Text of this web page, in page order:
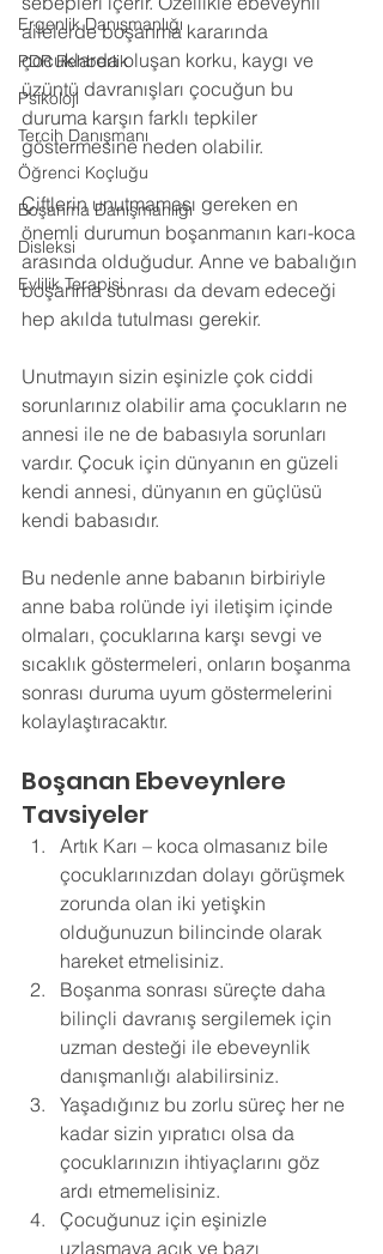
Ergenlik Danışmanlığı
PDR Rehberlik
Psikoloji
Tercih Danışmanı
Öğrenci Koçluğu
Boşanma Danışmanlığı
Disleksi
Evlilik Terapisi
ailelerde boşanma kararında
çocuklarda oluşan korku, kaygı ve
üzüntü davranışları çocuğun bu
duruma karşın farklı tepkiler
göstermesine neden olabilir.
Çiftlerin unutmaması gereken en
önemli durumun boşanmanın karı-koca
arasında olduğudur. Anne ve babalığın
boşanma sonrası da devam edeceği
hep akılda tutulması gerekir.
Unutmayın sizin eşinizle çok ciddi
sorunlarınız olabilir ama çocukların ne
annesi ile ne de babasıyla sorunları
vardır. Çocuk için dünyanın en güzeli
kendi annesi, dünyanın en güçlüsü
kendi babasıdır.
Bu nedenle anne babanın birbiriyle
anne baba rolünde iyi iletişim içinde
olmaları, çocuklarına karşı sevgi ve
sıcaklık göstermeleri, onların boşanma
sonrası duruma uyum göstermelerini
kolaylaştıracaktır.
Boşanan Ebeveynlere
Tavsiyeler
Artık Karı – koca olmasanız bile
çocuklarınızdan dolayı görüşmek
zorunda olan iki yetişkin
olduğunuzun bilincinde olarak
hareket etmelisiniz.
Boşanma sonrası süreçte daha
bilinçli davranış sergilemek için
uzman desteği ile ebeveynlik
danışmanlığı alabilirsiniz.
Yaşadığınız bu zorlu süreç her ne
kadar sizin yıpratıcı olsa da
çocuklarınızın ihtiyaçlarını göz
ardı etmemelisiniz.
Çocuğunuz için eşinizle
uzlaşmaya açık ve bazı